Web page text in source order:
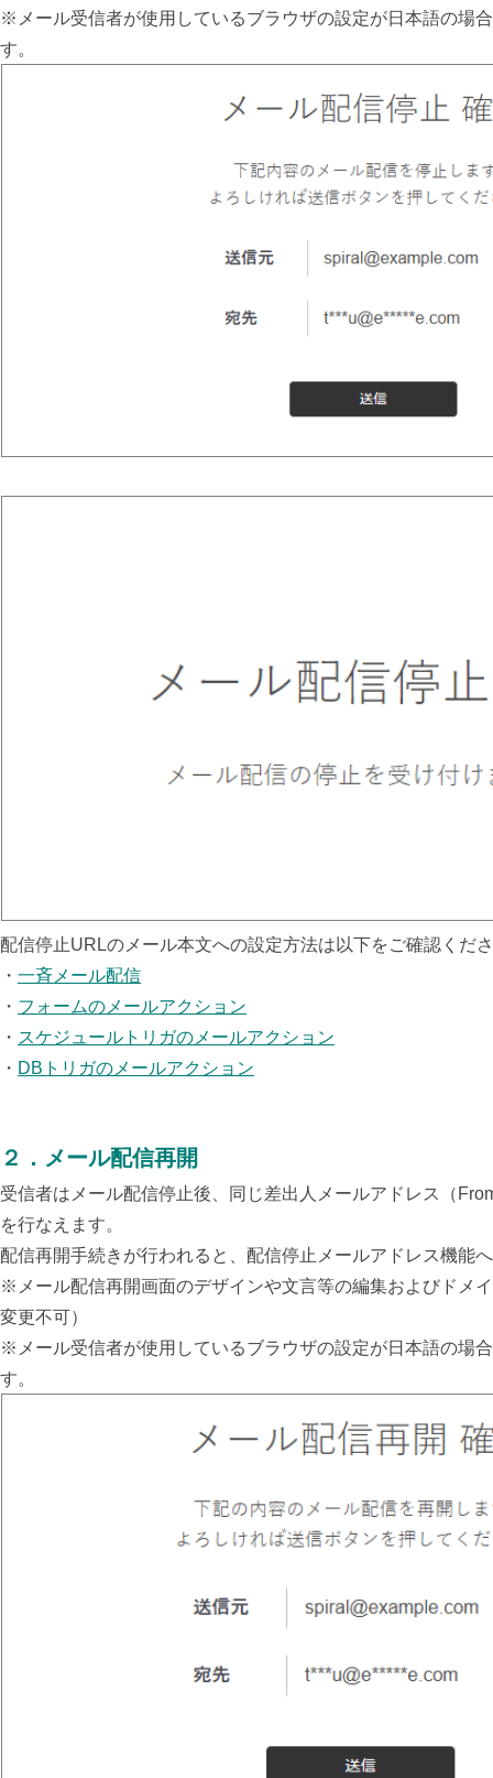
※メール受信者が使用しているブラウザの設定が日本語の場
す。
配信停止URLのメール本文への設定方法は以下をご確認くだ
・ 一斉メール配信
・ フォームのメールアクション
・ スケジュールトリガのメールアクション
・ DBトリガのメールアクション
２．メール配信再開
受信者はメール配信停止後、同じ差出人メールアドレス（
を行なえます。
配信再開手続きが行われると、配信停止メールアドレス機能
※メール配信再開画面のデザインや文言等の編集およびドメ
変更不可）
※メール受信者が使用しているブラウザの設定が日本語の場
す。